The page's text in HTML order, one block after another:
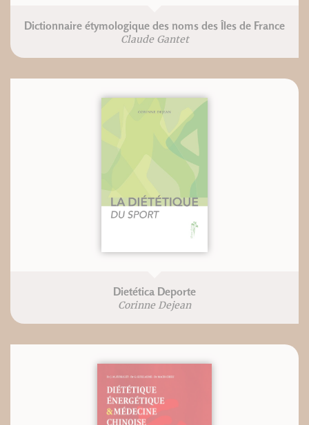
Dictionnaire étymologique des noms des Îles de France
Claude Gantet
Dietética Deporte
Corinne Dejean